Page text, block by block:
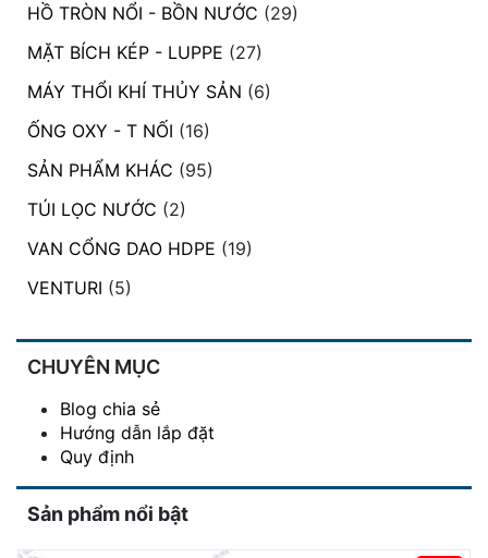
HỒ TRÒN NỔI - BỒN NƯỚC (29)
MẶT BÍCH KÉP - LUPPE (27)
MÁY THỔI KHÍ THỦY SẢN (6)
ỐNG OXY - T NỐI (16)
SẢN PHẨM KHÁC (95)
TÚI LỌC NƯỚC (2)
VAN CỔNG DAO HDPE (19)
VENTURI (5)
CHUYÊN MỤC
Blog chia sẻ
Hướng dẫn lắp đặt
Quy định
Sản phẩm nổi bật